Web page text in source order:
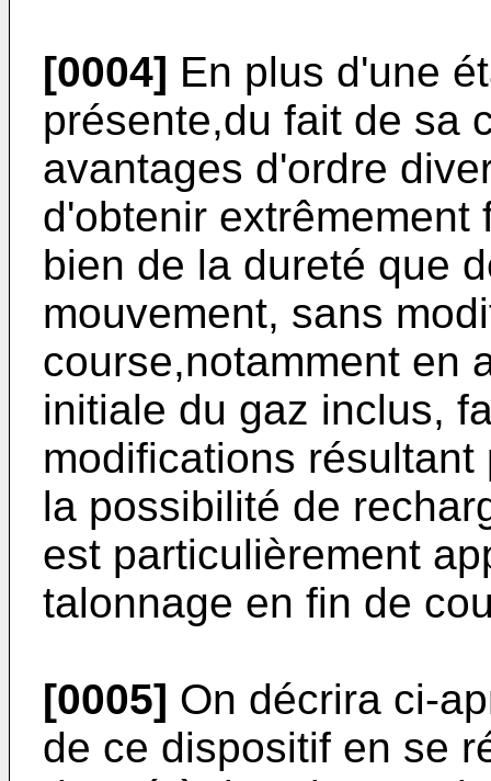
[0004] En plus d'une
présente,du fait de sa
avantages d'ordre
d'obtenir
bien de la dureté que
mouvement, sans
course,notamment en
initiale du gaz inclus,
modifications
la possibilité de
est particulièrement
talonnage en fin de
[0005] On décrira ci-
de ce dispositif en se